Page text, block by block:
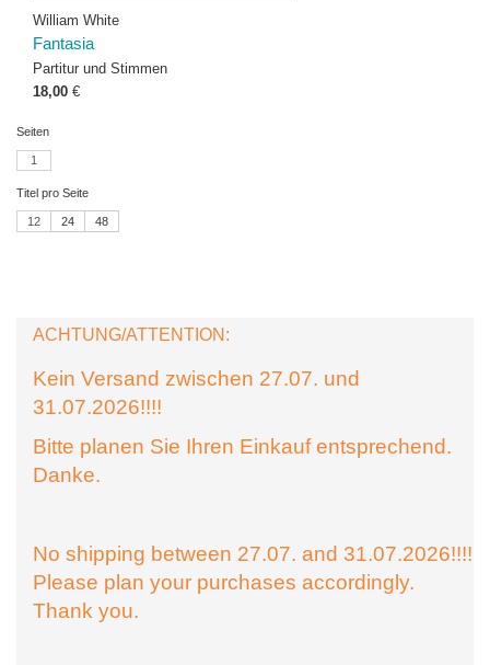
William White
Fantasia
Partitur und Stimmen
18,00 €
Seiten
1
Titel pro Seite
12 24 48
ACHTUNG/ATTENTION:
Kein Versand zwischen 27.07. und
31.07.2026!!!!
Bitte planen Sie Ihren Einkauf entsprechend.
Danke.
No shipping between 27.07. and 31.07.2026!!!!
Please plan your purchases accordingly.
Thank you.